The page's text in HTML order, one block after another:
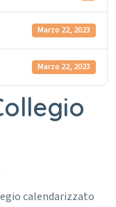
Marzo 22, 2023
Marzo 22, 2023
calendarizzato